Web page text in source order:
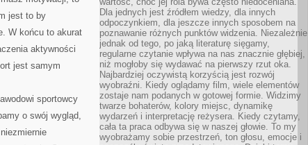
jest to by
W końcu to akurat
aktywności
jest samym
sportowcy
o swój wygląd,
Dla jednych jest źródłem wiedzy, dla innych
odpoczynkiem, dla jeszcze innych sposobem na
poznawanie różnych punktów widzenia. Niezależnie
jednak od tego, po jaką literaturę sięgamy,
regularne czytanie wpływa na nas znacznie głębiej,
niż mogłoby się wydawać na pierwszy rzut oka.
Najbardziej oczywistą korzyścią jest rozwój
wyobraźni. Kiedy oglądamy film, wiele elementów
zostaje nam podanych w gotowej formie. Widzimy
twarze bohaterów, kolory miejsc, dynamikę
wydarzeń i interpretację reżysera. Kiedy czytamy,
cała ta praca odbywa się w naszej głowie. To my
wyobrażamy sobie przestrzeń, ton głosu, emocje i